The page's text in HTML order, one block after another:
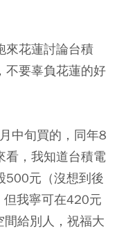
來花蓮討論台積
不要辜負花蓮的好
中旬買的，同年8
看，我知道台積電
500元（沒想到後
我寧可在420元
間給別人，祝福大